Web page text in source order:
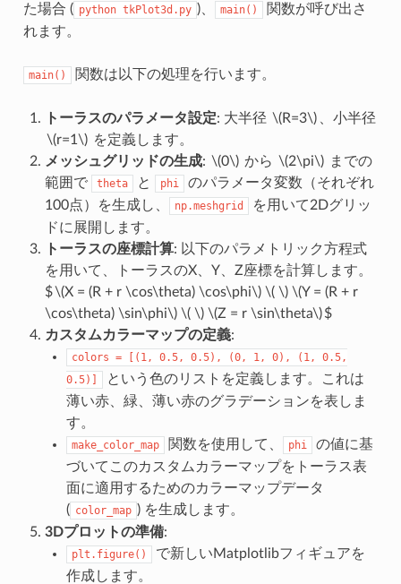
た場合 ( python tkPlot3d.py )、 main()
関数が呼び出さ
れます。
main() 関数は以下の処理を行います。
トーラスのパラメータ設定: 大半径 \(R=3\)
、小半径
\(r=1\) を定義します。
メッシュグリッドの生成: \(0\) から \(2\pi\) までの
範囲で
theta と phi
のパラメータ変数（それぞれ
100点）を生成し、
np.meshgrid
を用いて2Dグリッ
ドに展開します。
トーラスの座標計算: 以下のパラメトリック方程式
を用いて、トーラスのX、Y、Z座標を計算します。
$\(X = (R + r \cos\theta) \cos\phi\) \( \) \(Y = (R + r
\cos\theta) \sin\phi\) \( \) \(Z = r \sin\theta\)$
カスタムカラーマップの定義:
colors = [(1, 0.5, 0.5), (0, 1, 0), (1,
0.5,
0.5)]
という色のリストを定義します。これは
薄い赤、緑、薄い赤のグラデーションを表しま
す。
make_color_map 関数を使用して、 phi
の値に基
づいてこのカスタムカラーマップをトーラス表
面に適用するためのカラーマップデータ
( color_map ) を生成します。
3Dプロットの準備:
plt.figure()
で新しいMatplotlibフィギュアを
作成します。